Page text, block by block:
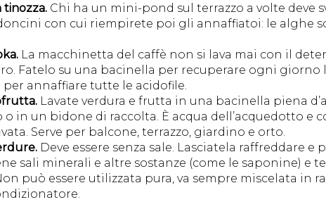
Chi ha un mini-pond sul terrazzo a volte deve
con cui riempirete poi gli annaffiatoi: le alghe
La macchinetta del caffè non si lava mai con il
Fatelo su una bacinella per recuperare ogni giorno
annaffiare tutte le acidofile.
Lavate verdura e frutta in una bacinella piena
o in un bidone di raccolta. È acqua dell’acquedotto e
Serve per balcone, terrazzo, giardino e orto.
Deve essere senza sale. Lasciatela raffreddare
sali minerali e altre sostanze (come le saponine) e
può essere utilizzata pura, va sempre miscelata in